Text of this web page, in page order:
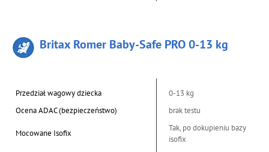
Britax Romer Baby-Safe PRO 0-13 kg
Przedział wagowy dziecka
0-13 kg
Ocena ADAC (bezpieczeństwo)
brak testu
Mocowane Isofix
Tak, po dokupieniu bazy
isofix